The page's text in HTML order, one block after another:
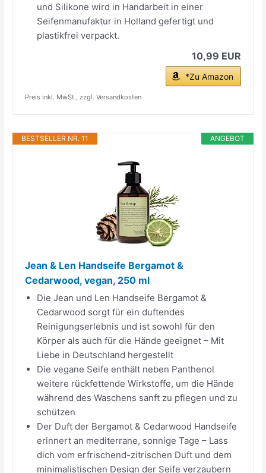
und Silikone wird in Handarbeit in einer
Seifenmanufaktur in Holland gefertigt und
plastikfrei verpackt.
10,99 EUR
*Zu Amazon
Preis inkl. MwSt., zzgl. Versandkosten
ANGEBOT
BESTSELLER NR. 11
Jean & Len Handseife Bergamot &
Cedarwood, vegan, 250 ml
Die Jean und Len Handseife Bergamot &
Cedarwood sorgt für ein duftendes
Reinigungserlebnis und ist sowohl für den
Körper als auch für die Hände geeignet – Mit
Liebe in Deutschland hergestellt
Die vegane Seife enthält neben Panthenol
weitere rückfettende Wirkstoffe, um die Hände
während des Waschens sanft zu pflegen und zu
schützen
Der Duft der Bergamot & Cedarwood Handseife
erinnert an mediterrane, sonnige Tage – Lass
dich vom erfrischend-zitrischen Duft und dem
minimalistischen Design der Seife verzaubern